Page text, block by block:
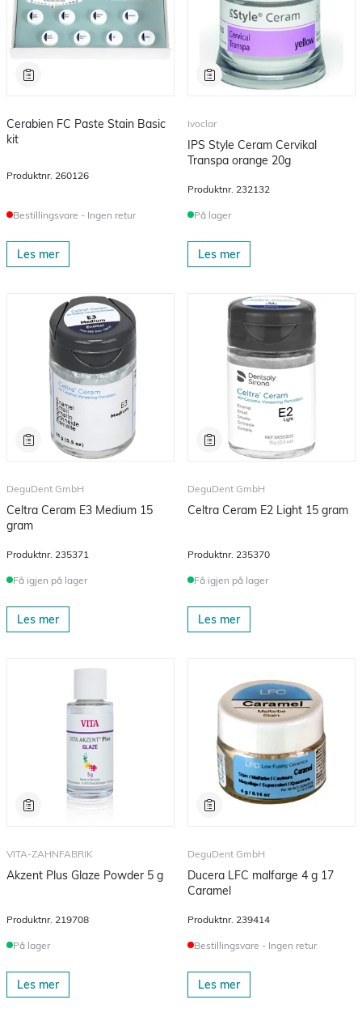
Cerabien FC Paste Stain Basic
kit
Produktnr. 260126
Bestillingsvare - Ingen retur
Les mer
Ivoclar
IPS Style Ceram Cervikal
Transpa orange 20g
Produktnr. 232132
På lager
Les mer
DeguDent GmbH
Celtra Ceram E3 Medium 15
gram
Produktnr. 235371
Få igjen på lager
Les mer
DeguDent GmbH
Celtra Ceram E2 Light 15 gram
Produktnr. 235370
Få igjen på lager
Les mer
VITA-ZAHNFABRIK
Akzent Plus Glaze Powder 5 g
Produktnr. 219708
På lager
Les mer
DeguDent GmbH
Ducera LFC malfarge 4 g 17
Caramel
Produktnr. 239414
Bestillingsvare - Ingen retur
Les mer